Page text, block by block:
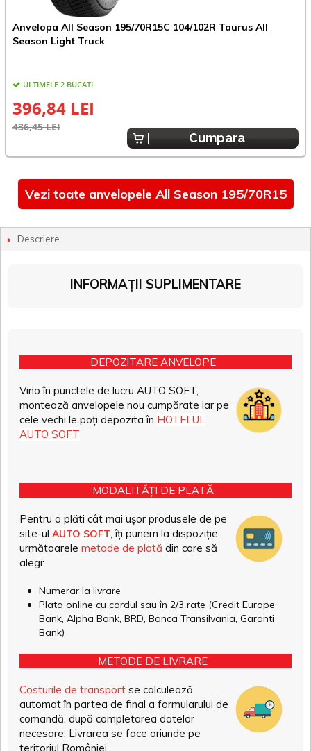
Anvelopa All Season 195/70R15C 104/102R Taurus All
Season Light Truck
ULTIMELE 2 BUCATI
396,84 LEI
436,45 LEI
Cumpara
Vezi toate anvelopele All Season 195/70R15
Descriere
INFORMAȚII SUPLIMENTARE
DEPOZITARE ANVELOPE
Vino în punctele de lucru AUTO SOFT,
montează anvelopele nou cumpărate iar pe
cele vechi le poți depozita în HOTELUL
AUTO SOFT
MODALITĂȚI DE PLATĂ
Pentru a plăti cât mai ușor produsele de pe
site-ul AUTO SOFT, îți punem la dispoziție
următoarele metode de plată din care să
alegi:
Numerar la livrare
Plata online cu cardul sau în 2/3 rate (Credit Europe
Bank, Alpha Bank, BRD, Banca Transilvania, Garanti
Bank)
METODE DE LIVRARE
Costurile de transport se calculează
automat în partea de final a formularului de
comandă, după completarea datelor
necesare. Livrarea se face oriunde pe
teritoriul României.